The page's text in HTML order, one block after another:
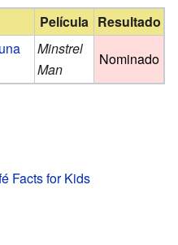
Película Resultado
Minstrel
Man
Nominado
Facts for Kids